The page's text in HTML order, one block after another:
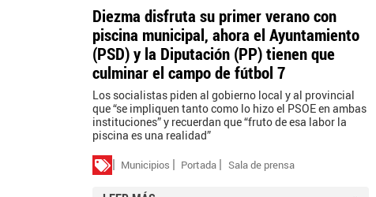
Diezma disfruta su primer verano con
piscina municipal, ahora el Ayuntamiento
(PSD) y la Diputación (PP) tienen que
culminar el campo de fútbol 7
Los socialistas piden al gobierno local y al provincial
que “se impliquen tanto como lo hizo el PSOE en ambas
instituciones” y recuerdan que “fruto de esa labor la
piscina es una realidad”
Municipios Portada Sala de prensa